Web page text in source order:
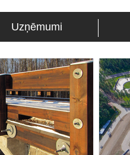
Uzņēmumi